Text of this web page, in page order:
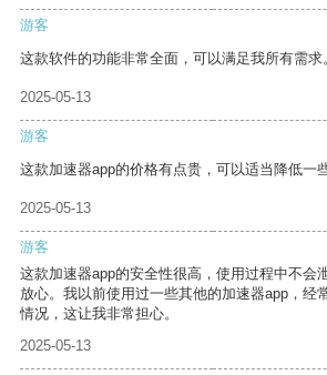
游客
这款软件的功能非常全面，可以满足我所有需求
2025-05-13
游客
这款加速器app的价格有点贵，可以适当降低一
2025-05-13
游客
这款加速器app的安全性很高，使用过程中不会
放心。我以前使用过一些其他的加速器app，经
情况，这让我非常担心。
2025-05-13